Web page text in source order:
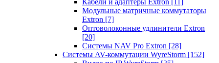
Кабели и адаптеры Extron [11]
Модульные матричные коммутаторы
Extron [7]
Оптоволоконные удлинители Extron
[20]
Системы NAV Pro Extron [28]
Системы AV-коммутации WyreStorm [152]